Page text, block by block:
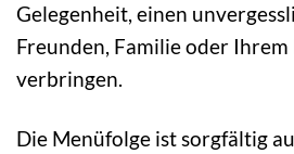
Gelegenheit, einen
Freunden, Familie oder
verbringen.
Die Menüfolge ist sorgfältig